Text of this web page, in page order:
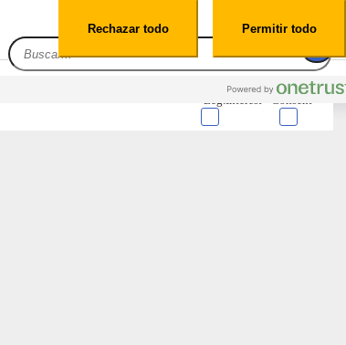
recuperarse de tu navegador, generalmente en forma de cookies.
o tu dispositivo y se utiliza principalmente para garantizar
información no te identifica directamente, pero puede brindarte una
Consent
Leg.Interest
Rechazar todo Permitir todo